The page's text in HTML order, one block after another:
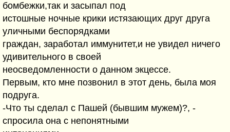
бомбежки,так и засыпал под
истошные ночные крики истязающих друг друга
уличными беспорядками
граждан, заработал иммунитет,и не увидел ничего
удивительного в своей
неосведомленности о данном экцессе.
Первым, кто мне позвонил в этот день, была моя
подруга.
-Что ты сделал с Пашей (бывшим мужем)?, -
спросила она с непонятными